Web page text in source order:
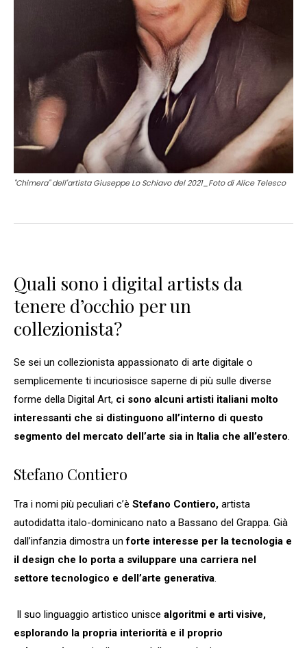
"Chimera" dell'artista Giuseppe Lo Schiavo del 2021_Foto di Alice Telesco
Quali sono i digital artists da
tenere d’occhio per un
collezionista?
Se sei un collezionista appassionato di arte digitale o
semplicemente ti incuriosisce saperne di più sulle diverse
forme della Digital Art, ci sono alcuni artisti italiani molto
interessanti che si distinguono all’interno di questo
segmento del mercato dell’arte sia in Italia che all’estero.
Stefano Contiero
Tra i nomi più peculiari c’è Stefano Contiero, artista
autodidatta italo-dominicano nato a Bassano del Grappa. Già
dall’infanzia dimostra unforte interesse per la tecnologia e
il design che lo porta a sviluppare una carriera nel
settore tecnologico e dell’arte generativa.
Il suo linguaggio artistico unisce algoritmi e arti visive,
esplorando la propria interiorità e il proprio